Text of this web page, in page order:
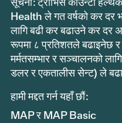
Health ले गत वर्षको कर दर
लागि बढी कर बढाउने कर दर
रूपमा ८ प्रतिशतले बढाइनेछ
मर्मतसम्भार र सञ्चालनको
डलर र एकतालीस सेन्ट) ले
हामी मद्दत गर्न यहाँ छौं:
MAP र MAP Basic